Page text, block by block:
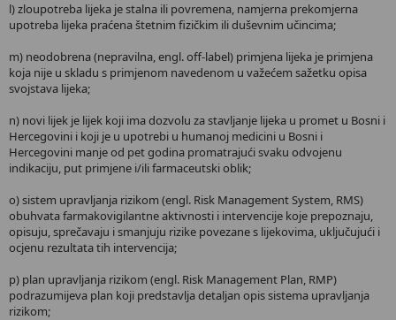
l) zloupotreba lijeka je stalna ili povremena, namjerna prekomjerna
upotreba lijeka praćena štetnim fizičkim ili duševnim učincima;
m) neodobrena (nepravilna, engl. off-label) primjena lijeka je primjena
koja nije u skladu s primjenom navedenom u važećem sažetku opisa
svojstava lijeka;
n) novi lijek je lijek koji ima dozvolu za stavljanje lijeka u promet u Bosni i
Hercegovini i koji je u upotrebi u humanoj medicini u Bosni i
Hercegovini manje od pet godina promatrajući svaku odvojenu
indikaciju, put primjene i/ili farmaceutski oblik;
o) sistem upravljanja rizikom (engl. Risk Management System, RMS)
obuhvata farmakovigilantne aktivnosti i intervencije koje prepoznaju,
opisuju, sprečavaju i smanjuju rizike povezane s lijekovima, uključujući i
ocjenu rezultata tih intervencija;
p) plan upravljanja rizikom (engl. Risk Management Plan, RMP)
podrazumijeva plan koji predstavlja detaljan opis sistema upravljanja
rizikom;